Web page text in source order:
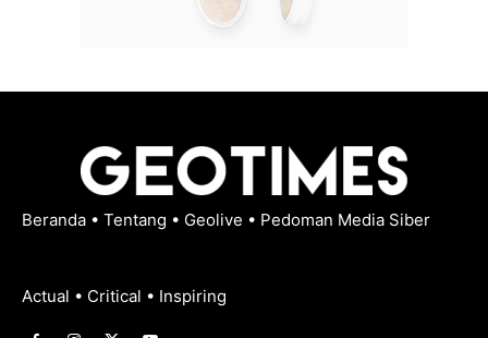
Beranda • Tentang • Geolive • Pedoman Media Siber
Actual • Critical • Inspiring